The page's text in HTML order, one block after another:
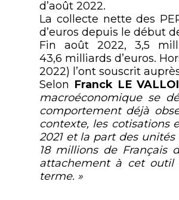
d’août 2022.
La collecte nette des
d’euros depuis le début
Fin août 2022, 3,5
43,6 milliards d’euros.
2022) l’ont souscrit
Selon Franck LE
macroéconomique se
comportement déjà
contexte, les cotisations
2021 et la part des
18 millions de Français
attachement à cet outil
terme. »